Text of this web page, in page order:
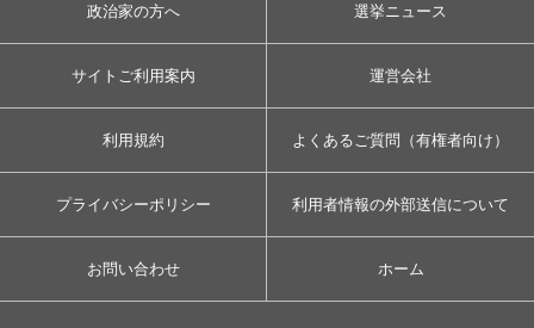
政治家の方へ 選挙ニュース
サイトご利用案内 運営会社
利用規約 よくあるご質問（有権者向け）
プライバシーポリシー 利用者情報の外部送信について
お問い合わせ ホーム